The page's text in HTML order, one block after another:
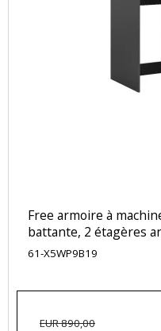
Free armoire à
battante, 2 étagères
61-X5WP9B19
EUR 890,00